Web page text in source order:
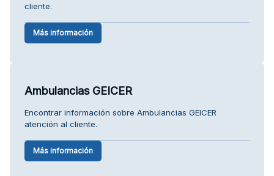
cliente.
Más información
Ambulancias GEICER
Encontrar información sobre Ambulancias GEICER
atención al cliente.
Más información